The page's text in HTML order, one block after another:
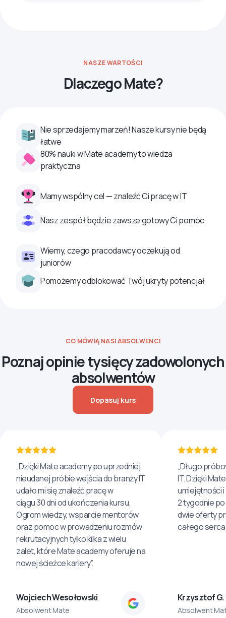
NASZE WARTOŚCI
Dlaczego Mate?
Nie sprzedajemy marzeń! Nasze kursy nie będą
łatwe
80% nauki w Mate academy to wiedza
praktyczna
Mamy wspólny cel — znaleźć Ci pracę w IT
Nasz zespół będzie zawsze gotowy Ci pomóc
Wiemy, czego pracodawcy oczekują od
juniorów
Pomożemy odblokować Twój ukryty potencjał
CO MÓWIĄ NASI ABSOLWENCI
Poznaj opinie tysięcy zadowolonych
absolwentów
Dopasuj kurs
„Dzięki Mate academy po uprzedniej
nieudanej próbie wejścia do branży IT
udało mi się znaleźć pracę w
ciągu 30 dni od ukończenia kursu.
Ogrom wiedzy, wsparcie mentorów
oraz pomoc w prowadzeniu rozmów
rekrutacyjnych tylko kilka z wielu
zalet, które Mate academy oferuje na
nowej ścieżce kariery”.
Wojciech Wesołowski
Absolwent Mate
„Długo
IT. Dzięki
umiejętności
2 tygodnie
dwie oferty
całego serca
Krzysztof G.
Absolwent